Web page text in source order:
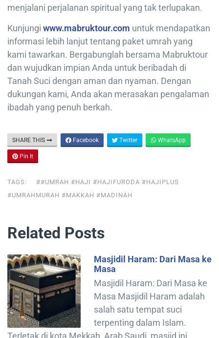
menjalani perjalanan spiritual yang tak terlupakan.
Kunjungi www.mabruktour.com untuk mendapatkan
informasi lebih lanjut tentang paket umrah yang
kami tawarkan. Bergabunglah bersama Mabruktour
dan wujudkan impian Anda untuk beribadah di
Tanah Suci dengan aman dan nyaman. Dengan
dukungan kami, Anda akan merasakan pengalaman
ibadah yang penuh berkah.
SHARE THIS Facebook Twitter WhatsApp
Pin It
TAGS:
##UMRAH #HAJI #HAJIFURODA #HAJIPLUS
#UMRAHMURAH #MAKKAH #MADINAH
Related Posts
Masjidil Haram: Dari Masa ke
Masa
Masjidil Haram: Dari Masa ke
Masa Masjidil Haram adalah
salah satu tempat suci
terpenting dalam Islam.
Terletak di kota Mekkah, Arab Saudi, masjid ini